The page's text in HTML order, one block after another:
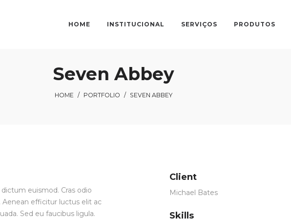
HOME INSTITUCIONAL SERVIÇOS PRODUTOS
Seven Abbey
HOME / PORTFOLIO / SEVEN ABBEY
euismod. Cras odio
efficitur luctus elit ac
Sed eu faucibus ligula.
Client
Michael Bates
Skills